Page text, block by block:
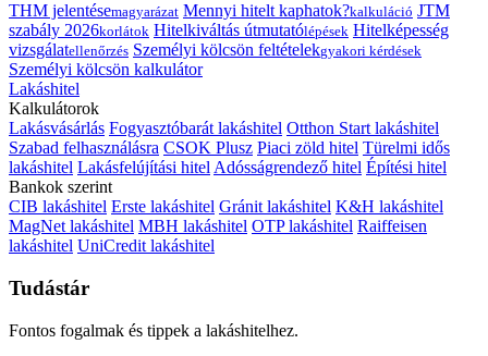
THM jelentésemagyarázat Mennyi hitelt kaphatok?kalkuláció JTM
szabály 2026korlátok Hitelkiváltás útmutatólépések Hitelképesség
vizsgálatellenőrzés Személyi kölcsön feltételekgyakori kérdések
Személyi kölcsön kalkulátor
Lakáshitel
Kalkulátorok
Lakásvásárlás Fogyasztóbarát lakáshitel Otthon Start lakáshitel
Szabad felhasználásra CSOK Plusz Piaci zöld hitel Türelmi idős
lakáshitel Lakásfelújítási hitelAdósságrendező hitel Építési hitel
Bankok szerint
CIB lakáshitel Erste lakáshitel Gránit lakáshitel K&H lakáshitel
MagNet lakáshitel MBH lakáshitel OTP lakáshitel Raiffeisen
lakáshitel UniCredit lakáshitel
Tudástár
Fontos fogalmak és tippek a lakáshitelhez.